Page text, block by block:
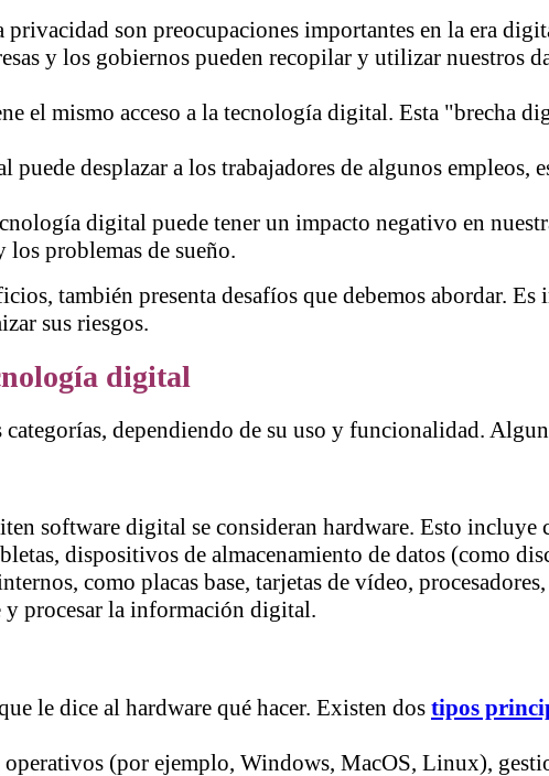
privacidad son preocupaciones importantes en la era
y los gobiernos pueden recopilar y utilizar nuestros
el mismo acceso a la tecnología digital. Esta "brecha
desplazar a los trabajadores de algunos empleos,
digital puede tener un impacto negativo en
los problemas de sueño.
también presenta desafíos que debemos abordar.
sus riesgos.
digital
dependiendo de su uso y funcionalidad.
software digital se consideran hardware. Esto incluye
dispositivos de almacenamiento de datos (como
como placas base, tarjetas de vídeo,
y procesar la información digital.
le dice al hardware qué hacer. Existen dos tipos
operativos (por ejemplo, Windows, MacOS, Linux),